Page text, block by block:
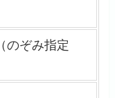
（のぞみ指定